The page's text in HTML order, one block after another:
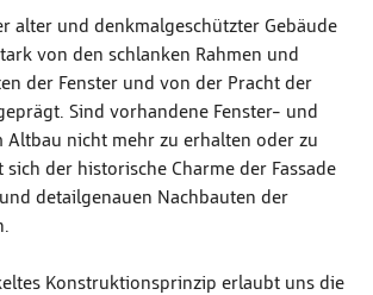
alter und denkmalgeschützter Gebäude
von den schlanken Rahmen und
der Fenster und von der Pracht der
Sind vorhandene Fenster- und
Altbau nicht mehr zu erhalten oder zu
sich der historische Charme der Fassade
detailgenauen Nachbauten der
Konstruktionsprinzip erlaubt uns die